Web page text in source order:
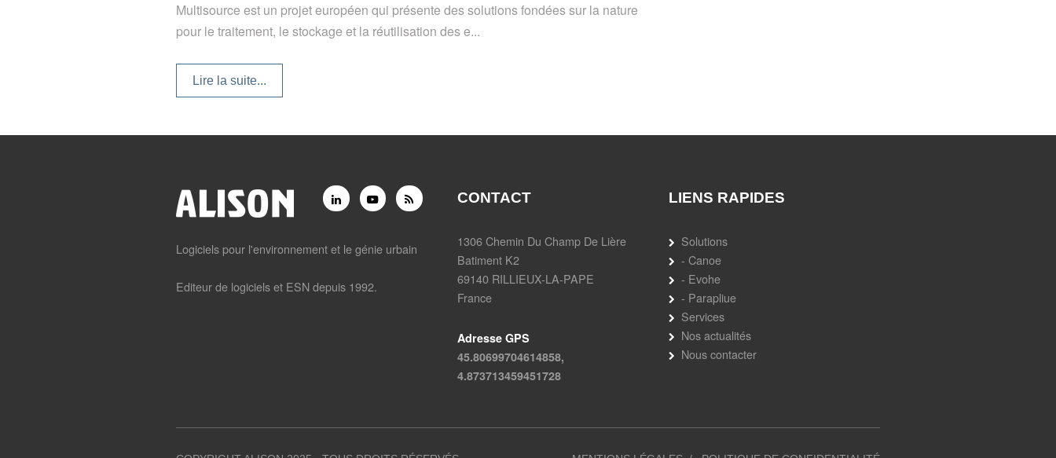
Multisource est un projet européen qui présente des solutions fondées sur la nature
pour le traitement, le stockage et la réutilisation des e...
Lire la suite...
Logiciels pour l'environnement et le génie urbain
Editeur de logiciels et ESN depuis 1992.
CONTACT
1306 Chemin Du Champ De Lière
Batiment K2
69140 RILLIEUX-LA-PAPE
France
Adresse GPS
45.80699704614858,
4.873713459451728
LIENS RAPIDES
Solutions
- Canoe
- Evohe
- Parapliue
Services
Nos actualités
Nous contacter